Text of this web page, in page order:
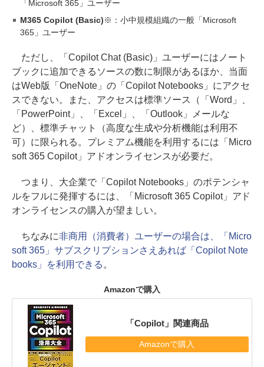
「Microsoft 365」ユーザー
M365 Copilot (Basic)※：小中規模組織の一般「Microsoft
365」ユーザー
ただし、「Copilot Chat (Basic)」ユーザーにはノート
ブックに追加できるソースの数に制限があるほか、当面
はWeb版「OneNote」の「Copilot Notebooks」にアクセ
スできない。また、アクセスは標準ソース（「Word」、
「PowerPoint」、「Excel」、「Outlook」メールな
ど）、標準チャット（高度な生成や分析機能は利用不
可）に限られる。プレミアム機能を利用するには「Micro
soft 365 Copilot」アドオンライセンスが必要だ。
つまり、大企業で「Copilot Notebooks」のポテンシャ
ルをフルに発揮するには、「Microsoft 365 Copilot」アド
オンライセンスの購入が望ましい。
ちなみに非商用（消費者）ユーザーの場合は、「Micro
soft 365」サブスクリプションさえあれば「Copilot Note
books」を利用できる 。
Amazonで購入
「Copilot」関連商品
Amazonで購入